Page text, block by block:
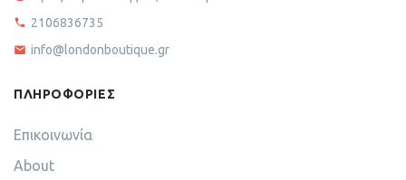
2106836735
info@londonboutique.gr
ΠΛΗΡΟΦΟΡΙΕΣ
Επικοινωνία
About